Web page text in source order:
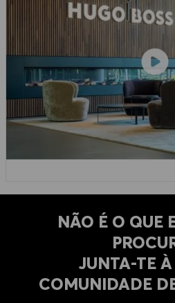
NÃO É O QUE
​​​​​​​JUNTA-TE
COMUNIDADE